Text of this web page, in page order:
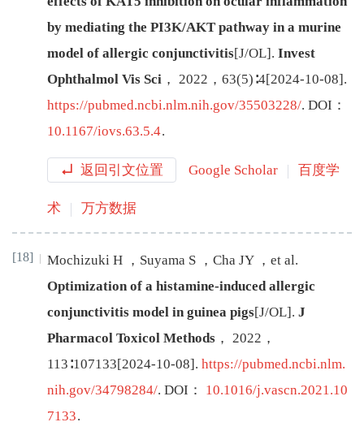
by mediating the PI3K/AKT pathway in a murine
model of allergic conjunctivitis[J/OL]. Invest
Ophthalmol Vis Sci ， 2022 ， 63(5)∶4[2024-10-08].
https://pubmed.ncbi.nlm.nih.gov/35503228/. DOI：
10.1167/iovs.63.5.4.
返回引文位置 Google Scholar 百度学
术 万方数据
[18] Mochizuki H ， Suyama S ， Cha JY ， et al.
Optimization of a histamine-induced allergic
conjunctivitis model in guinea pigs[J/OL] . J
Pharmacol Toxicol Methods ， 2022 ，
113 ∶107133[2024-10-08] . https://pubmed.ncbi.nlm.
nih.gov/34798284/. DOI： 10.1016/j.vascn.2021.10
7133.